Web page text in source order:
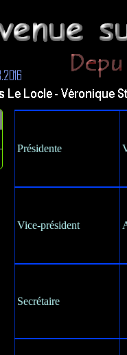
Présidente
Vice-président
Secrétaire